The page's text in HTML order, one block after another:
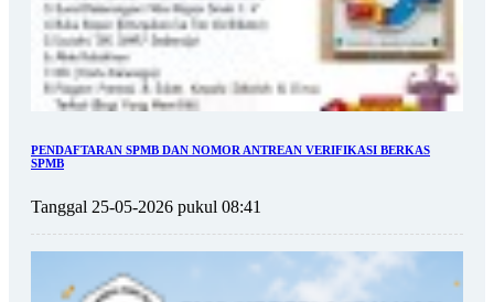
PENDAFTARAN SPMB DAN NOMOR ANTREAN VERIFIKASI BERKAS
SPMB
Tanggal 25-05-2026 pukul 08:41